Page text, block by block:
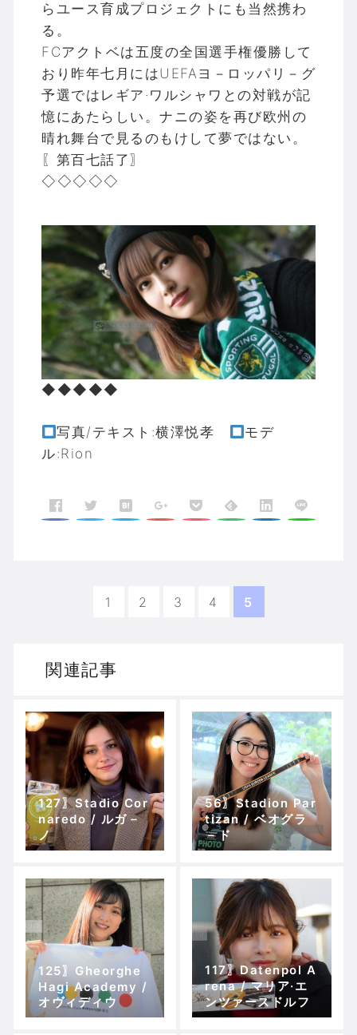
らユース育成プロジェクトにも当然携わ
る。
FCアクトベは五度の全国選手権優勝して
おり昨年七月にはUEFAヨ－ロッパリ－グ
予選ではレギア·ワルシャワとの対戦が記
憶にあたらしい。ナニの姿を再び欧州の
晴れ舞台で見るのもけして夢ではない。
〖第百七話了〗
◇◇◇◇◇
◆◆◆◆◆
写真/テキスト:横澤悦孝
モデ
ル:Rion
1 2 3 4 5
関連記事
127〗Stadio Cor
naredo / ルガ－
ノ
56〗Stadion Par
tizan / ベオグラ
－ド
125〗Gheorghe
Hagi Academy /
オヴィディウ
117〗Datenpol A
rena / マリア·エ
ンツァースドルフ